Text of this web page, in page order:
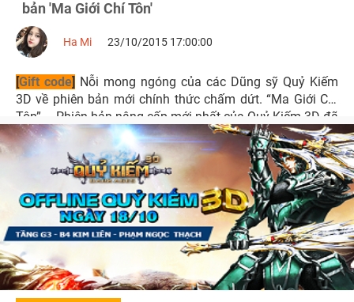
bản 'Ma Giới Chí Tôn'
Ha Mi 23/10/2015 17:00:00
[Gift code] Nỗi mong ngóng của các Dũng sỹ Quỷ Kiếm
3D về phiên bản mới chính thức chấm dứt. “Ma Giới Chí
Tôn” – Phiên bản nâng cấp mới nhất của Quỷ Kiếm 3D đã
được ra mắt vào lúc 12h ngày hôm nay, 23/10.